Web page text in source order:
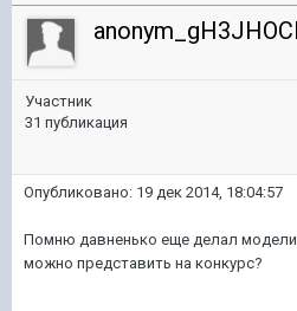
Участник
31 публикация
Опубликовано: 19 дек 2014, 18:04:57
Помню давненько еще делал модели
можно представить на конкурс?